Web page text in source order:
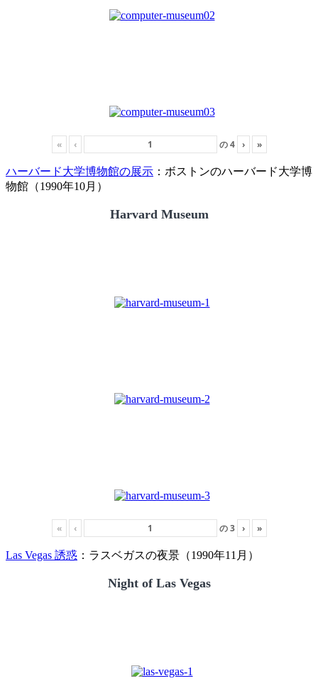
« ‹ の4 › »
ハーバード大学博物館の展示 ：ボストンのハーバード大学博
物館（1990年10月）
Harvard Museum
« ‹ の3 › »
Las Vegas 誘惑 ：ラスベガスの夜景（1990年11月）
Night of Las Vegas